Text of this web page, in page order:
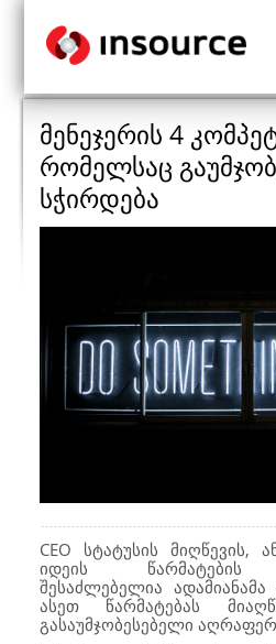
მენეჯერის 4
რომელსაც
სჭირდება
CEO სტატუსის მიღწევის,
იდეის წარმატების
შესაძლებელია
ასეთ წარმატებას
გასაუმჯობესებელი